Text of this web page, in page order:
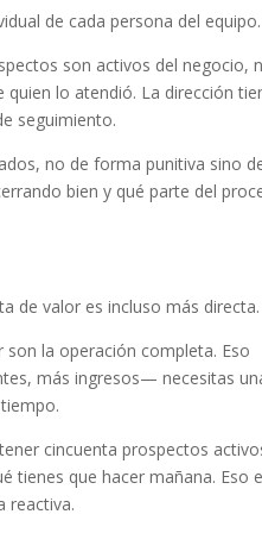
de cada persona del equipo.
son activos del negocio,
quien lo atendió. La dirección
seguimiento.
no de forma punitiva sino
bien y qué parte del
de valor es incluso más directa.
la operación completa. Eso
más ingresos— necesitas
cincuenta prospectos
tienes que hacer mañana. Eso
reactiva.